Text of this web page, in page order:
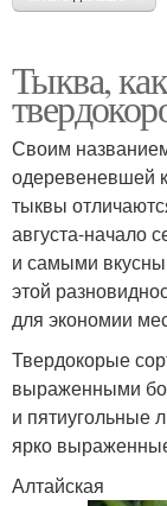
Тыква,
Своим
одеревеневшей
тыквы
августа-начало
и самыми
этой
для экономии
Твердокорые
выраженными
и пятиугольные
ярко
Алтайская